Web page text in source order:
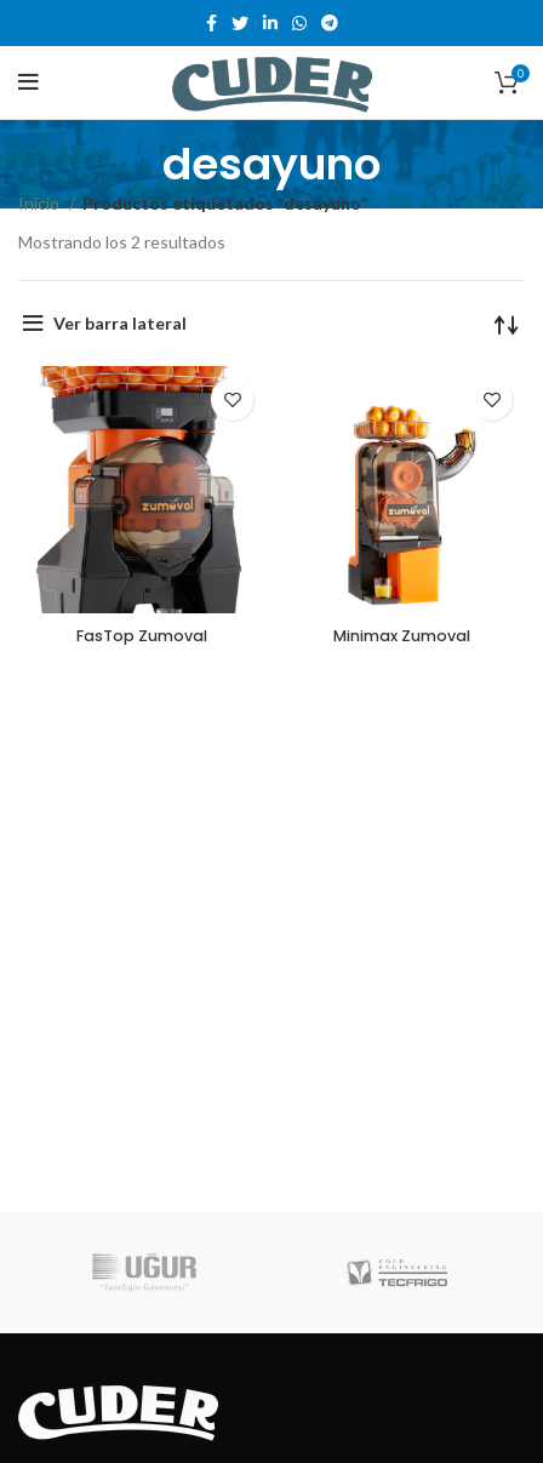
0
desayuno
Inicio
Productos etiquetados “desayuno”
Mostrando los 2 resultados
Ver barra lateral
FasTop Zumoval Minimax Zumoval